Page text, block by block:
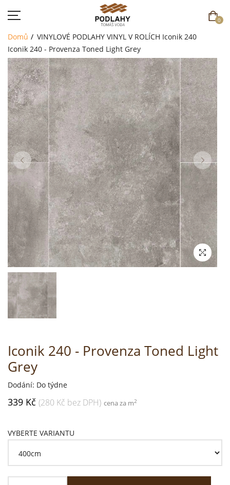
0
DOMŮ
SORTIMENT
AKCE
CENÍK
REFERENCE
SOUTĚŽ
KONTAKT
Domů VINYLOVÉ PODLAHY VINYL V ROLÍCH Iconik 240
Iconik 240 - Provenza Toned Light Grey
Iconik 240 - Provenza Toned Light
Grey
Dodání: Do týdne
339 Kč (280 Kč bez DPH) cena za m2
VYBERTE VARIANTU